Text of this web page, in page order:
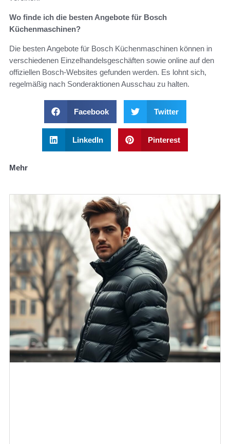
Wo finde ich die besten Angebote für Bosch
Küchenmaschinen?
Die besten Angebote für Bosch Küchenmaschinen können in
verschiedenen Einzelhandelsgeschäften sowie online auf den
offiziellen Bosch-Websites gefunden werden. Es lohnt sich,
regelmäßig nach Sonderaktionen Ausschau zu halten.
Facebook Twitter
LinkedIn Pinterest
Mehr